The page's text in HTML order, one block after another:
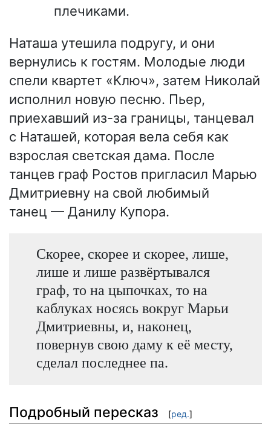
плечиками.
Наташа утешила подругу, и они
вернулись к гостям. Молодые люди
спели квартет «Ключ», затем Николай
исполнил новую песню. Пьер,
приехавший из-за границы, танцевал
с Наташей, которая вела себя как
взрослая светская дама. После
танцев граф Ростов пригласил Марью
Дмитриевну на свой любимый
танец — Данилу Купора.
Скорее, скорее и скорее, лише,
лише и лише развёртывался
граф, то на цыпочках, то на
каблуках носясь вокруг Марьи
Дмитриевны, и, наконец,
повернув свою даму к её месту,
сделал последнее па.
Подробный пересказ [ред.]